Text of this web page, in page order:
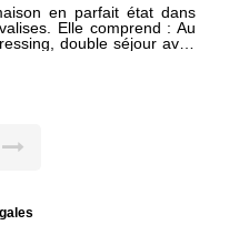
au calme, maison
68m². Elle comprend :